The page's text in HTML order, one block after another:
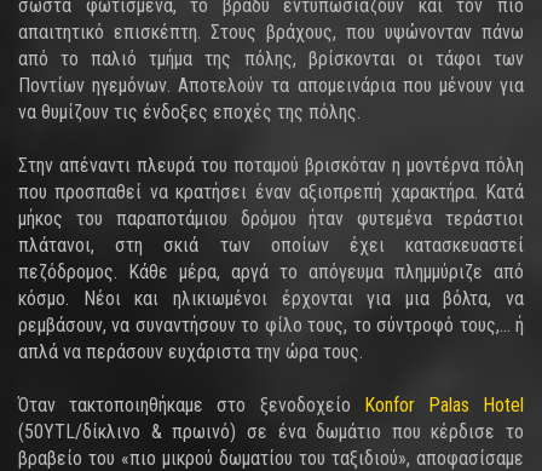
σωστά φωτισμένα, το βράδυ εντυπωσιάζουν και τον πιο
απαιτητικό επισκέπτη. Στους βράχους, που υψώνονταν πάνω
από το παλιό τμήμα της πόλης, βρίσκονται οι τάφοι των
Ποντίων ηγεμόνων. Αποτελούν τα απομεινάρια που μένουν για
να θυμίζουν τις ένδοξες εποχές της πόλης.
Στην απέναντι πλευρά του ποταμού βρισκόταν η μοντέρνα πόλη
που προσπαθεί να κρατήσει έναν αξιοπρεπή χαρακτήρα. Κατά
μήκος του παραποτάμιου δρόμου ήταν φυτεμένα τεράστιοι
πλάτανοι, στη σκιά των οποίων έχει κατασκευαστεί
πεζόδρομος. Κάθε μέρα, αργά το απόγευμα πλημμύριζε από
κόσμο. Νέοι και ηλικιωμένοι έρχονται για μια βόλτα, να
ρεμβάσουν, να συναντήσουν το φίλο τους, το σύντροφό τους,... ή
απλά να περάσουν ευχάριστα την ώρα τους.
Όταν τακτοποιηθήκαμε στο ξενοδοχείο Konfor Palas Hotel
(50YTL/δίκλινο & πρωινό) σε ένα δωμάτιο που κέρδισε το
βραβείο του «πιο μικρού δωματίου του ταξιδιού», αποφασίσαμε